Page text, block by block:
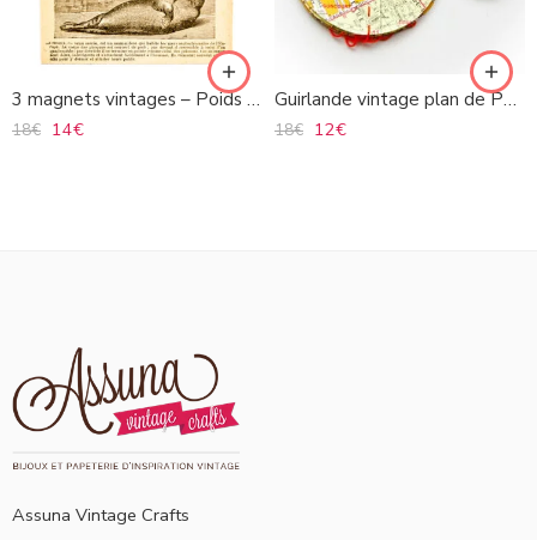
3 magnets vintages – Poids Lourds
18€ 14€
Guirlande vintage plan de Paris
18€ 12€
Assuna Vintage Crafts